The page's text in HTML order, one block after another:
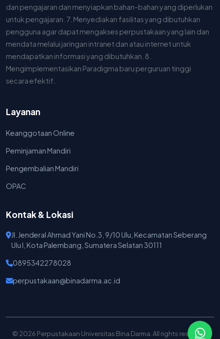
dan pengajaran dan menyiapkan bahan-bahan yang diperlukan
untuk pengajaran. 7. Menyediakan fasilitas yang dibutuhkan
pengguna agar dapat mengakses perpustakaan yang lain dan
mendata melalui jaringan intranet dan atau internet untuk
mendapatkan informasi yang dibutuhkan. 8.
Mengimplementasikan Paradigma baru perguruan tinggi
secara efektif.
Layanan
Keanggotaan Online
Peminjaman Mandiri
Pengembalian Mandiri
OPAC
Kontak & Lokasi
Jl. Jenderal Ahmad Yani No.3, 9/10 Ulu, Kecamatan Seberang
Ulu I, Kota Palembang, Sumatera Selatan 30111
0895342278028
perpustakaan@binadarma.ac.id
© 2026 Perpustakaan Universitas Bina Darma. All rights reserved.